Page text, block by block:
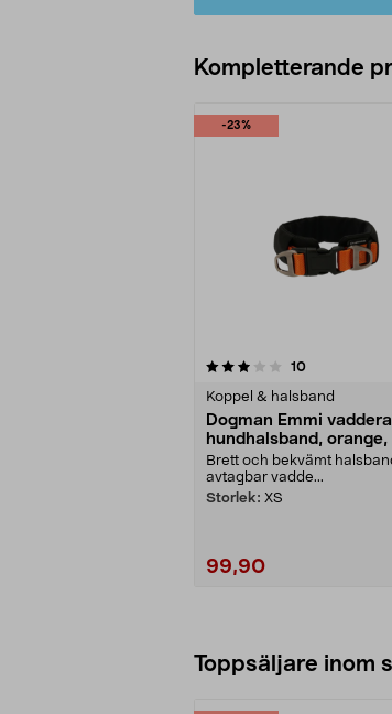
Kompletterande
-23%
10recensioner
Koppel & halsband
Dogman Emmi
hundhalsband, orange,
XXL
Brett och bekvämt
avtagbar vadde...
Storlek: XS
99,90
4.0av 5 stjärnor
Toppsäljare inom